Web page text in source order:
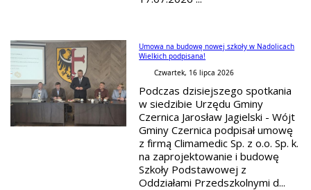
Umowa na budowę nowej szkoły w Nadolicach
Wielkich podpisana!
Czwartek, 16 lipca 2026
Podczas dzisiejszego spotkania
w siedzibie Urzędu Gminy
Czernica Jarosław Jagielski - Wójt
Gminy Czernica podpisał umowę
z firmą Climamedic Sp. z o.o. Sp. k.
na zaprojektowanie i budowę
Szkoły Podstawowej z
Oddziałami Przedszkolnymi d...